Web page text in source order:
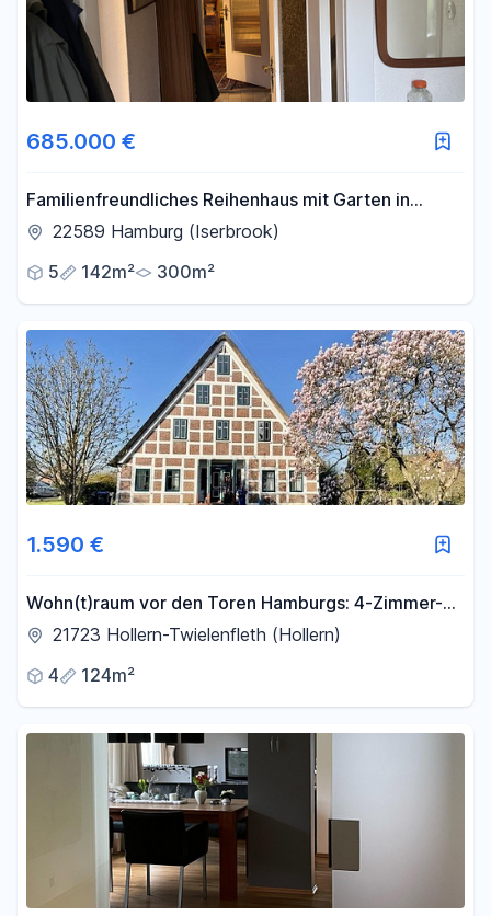
685.000 €
Familienfreundliches Reihenhaus mit Garten in
begehrter Wohnlage von Hamburg-Iserbrook
22589 Hamburg (Iserbrook)
5
142m² 300m²
1.590 €
Wohn(t)raum vor den Toren Hamburgs: 4-Zimmer-
Wohnung mit eigener Terrasse
21723 Hollern-Twielenfleth (Hollern)
4
124m²